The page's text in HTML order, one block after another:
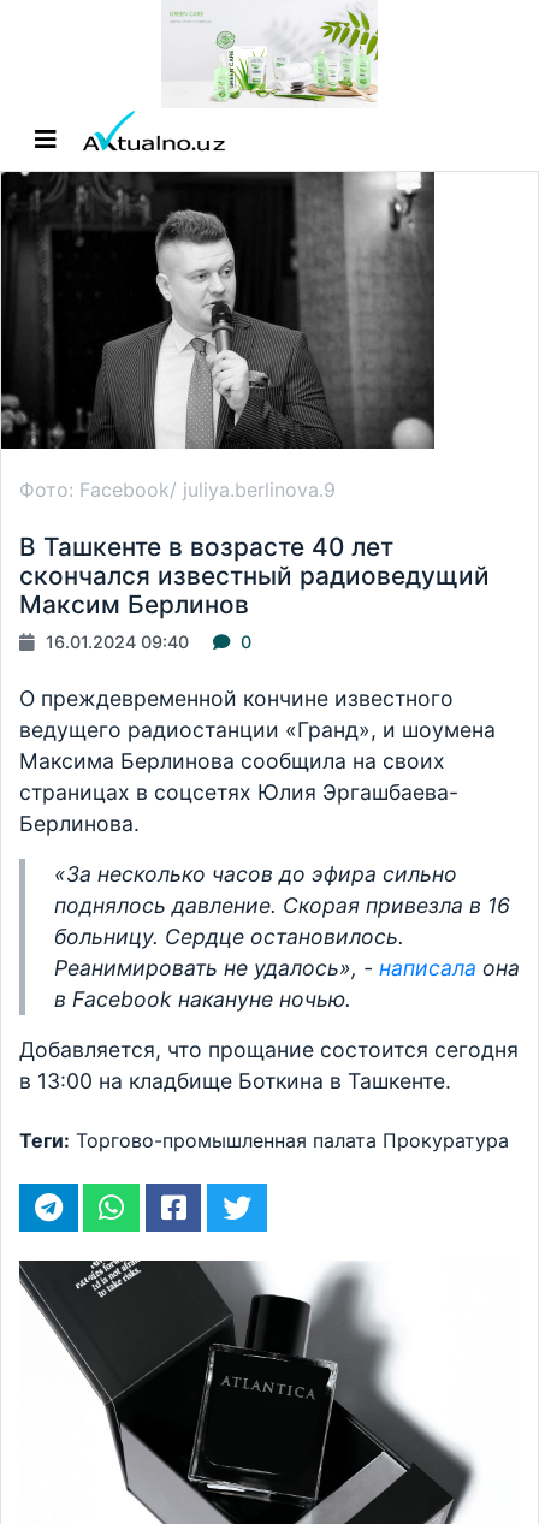
Фото: Facebook/ juliya.berlinova.9
В Ташкенте в возрасте 40 лет
скончался известный радиоведущий
Максим Берлинов
16.01.2024 09:40 0
О преждевременной кончине известного
ведущего радиостанции «Гранд», и шоумена
Максима Берлинова сообщила на своих
страницах в соцсетях Юлия Эргашбаева-
Берлинова.
«За несколько часов до эфира сильно
поднялось давление. Скорая привезла в 16
больницу. Сердце остановилось.
Реанимировать не удалось», - написала она
в Facebook накануне ночью.
Добавляется, что прощание состоится сегодня
в 13:00 на кладбище Боткина в Ташкенте.
Теги: Торгово-промышленная палата Прокуратура